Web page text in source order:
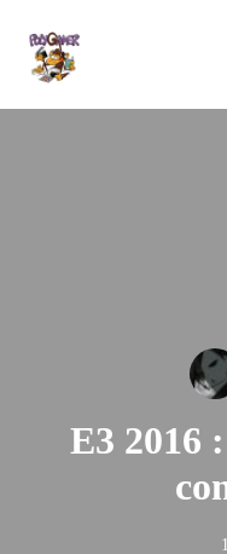
E3 2016